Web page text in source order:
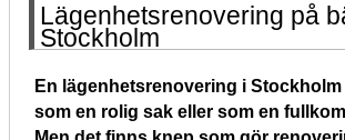
Lägenhetsrenovering på
Stockholm
En lägenhetsrenovering i
som en rolig sak eller som en